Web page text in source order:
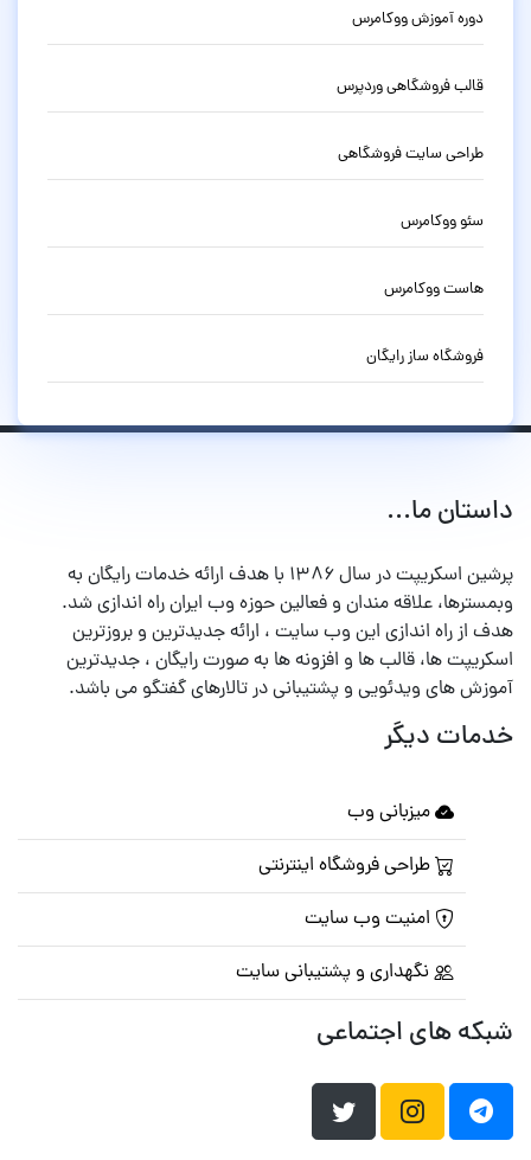
دوره آموزش ووکامرس
قالب فروشگاهی وردپرس
طراحی سایت فروشگاهی
سئو ووکامرس
هاست ووکامرس
فروشگاه ساز رایگان
داستان ما...
پرشین اسکریپت در سال ۱۳۸۶ با هدف ارائه خدمات رایگان به
وبمسترها، علاقه مندان و فعالین حوزه وب ایران راه اندازی شد.
هدف از راه اندازی این وب سایت ، ارائه جدیدترین و بروزترین
اسکریپت ها، قالب ها و افزونه ها به صورت رایگان ، جدیدترین
آموزش های ویدئویی و پشتیبانی در تالارهای گفتگو می باشد.
خدمات دیگر
میزبانی وب
طراحی فروشگاه اینترنتی
امنیت وب سایت
نگهداری و پشتیبانی سایت
شبکه های اجتماعی